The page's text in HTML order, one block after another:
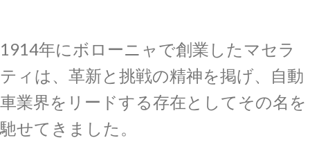
1914年にボローニャで創業したマセラ
ティは、革新と挑戦の精神を掲げ、自動
車業界をリードする存在としてその名を
馳せてきました。